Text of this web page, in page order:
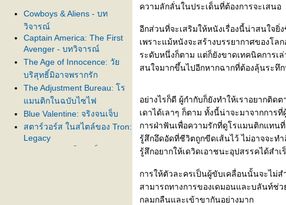
Cowboys & Aliens - บท
วิจารณ์
Captain America: The First
Avenger - บทวิจารณ์
The Age of Innocence: วั
บริสุทธิ์มิอาจพรากรัก
The Adjustment Bureau: โร
มนติกในฉบับไซไฟ
Blue Valentine: จริงจนเจ็บ
สตาร์วอร์ส ในสไตล์ของ Tron:
Legacy
ความงามของพิกซาร์
ความลักลั่นในประเด็นที่ต้องการจะเสนอ
อีกส่วนที่จะเสริมให้หนังเรื่องนี้น่าสนใจยิ่
เพราะแม้หนังจะสร้างบรรยากาศของโล
ระดับหนึ่งก็ตาม แต่ก็ยังขาดเทคนิคการเ
สนใจมากขึ้นไปอีกหากฉากที่ต้องลุ้นระทึ
อย่างไรก็ดี ผู้กำกับก็ยังทำให้เราอยากติด
เดาได้เลาๆ ก็ตาม ทั้งนี้น่าจะมาจากการ
การฝ่าฟันเพื่อความรักที่ดูโรแมนติกแทนที่
รู้สึกอึดอัดที่ชีวิตถูกขีดเส้นไว้ ไม่อาจจะท
รู้สึกอยากให้เดวิดเอาชนะอุปสรรคได้สำเ
การให้ตัวละครเป็นผู้ขับเคลื่อนนั้นจะไม่ส
สามารถทางการของเดมอนและบลันท์ช่ว
กลมกลืนและเข้าขากันอย่างมาก